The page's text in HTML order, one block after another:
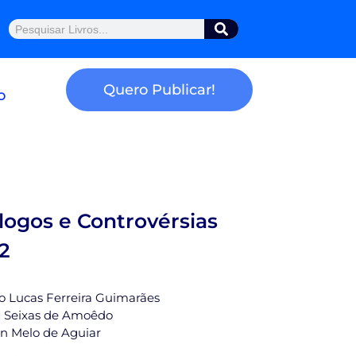
Pesquisar
Quero Publicar!
e Controvérsias
Lucas Ferreira Guimarães
Seixas de Amoêdo
Melo de Aguiar